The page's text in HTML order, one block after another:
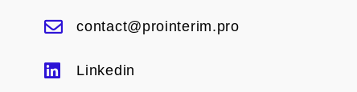
contact@prointerim.pro
Linkedin